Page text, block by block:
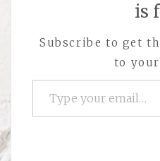
is
Subscribe to get
to
Type your email…